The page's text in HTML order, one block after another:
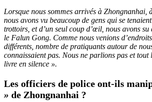
Lorsque nous sommes arrivés à Zhongnanhai,
nous avons vu beaucoup de gens qui se
trottoirs, et d’un seul coup d’œil, nous avons
le Falun Gong. Comme nous venions
différents, nombre de pratiquants autour de
connaissaient pas. Nous ne parlions pas et tout
livre en silence ».
Les officiers de police ont-ils
» de Zhongnanhai ?